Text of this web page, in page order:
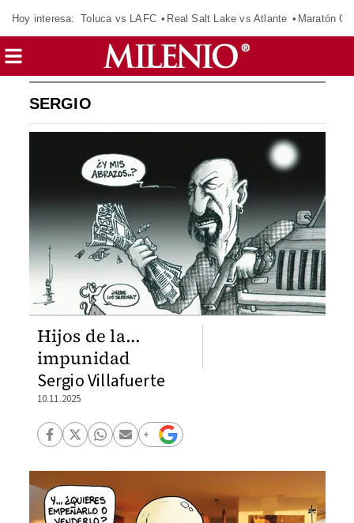
Hoy interesa: Toluca vs LAFC Real Salt Lake vs Atlante Maratón
SERGIO
Hijos de la...
impunidad
Sergio Villafuerte
10.11.2025